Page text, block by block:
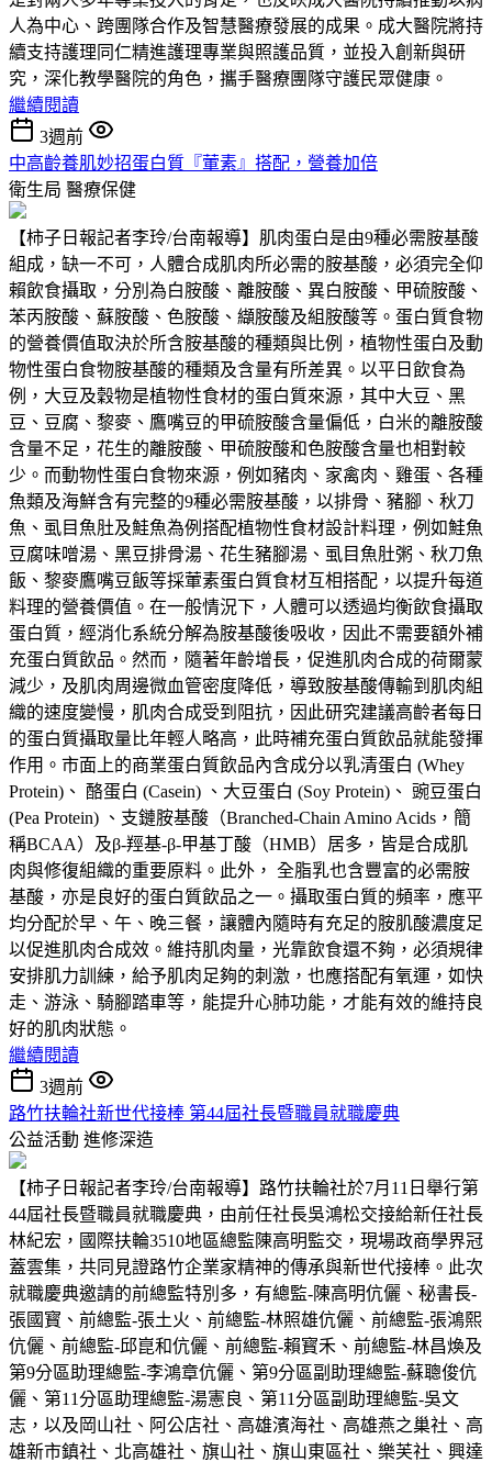
人為中心、跨團隊合作及智慧醫療發展的成果。成大醫院將持
續支持護理同仁精進護理專業與照護品質，並投入創新與研
究，深化教學醫院的角色，攜手醫療團隊守護民眾健康。
繼續閱讀
3週前
中高齡養肌妙招蛋白質『葷素』搭配，營養加倍
衛生局 醫療保健
【柿子日報記者李玲/台南報導】肌肉蛋白是由9種必需胺基酸
組成，缺一不可，人體合成肌肉所必需的胺基酸，必須完全仰
賴飲食攝取，分別為白胺酸、離胺酸、異白胺酸、甲硫胺酸、
苯丙胺酸、蘇胺酸、色胺酸、纈胺酸及組胺酸等。蛋白質食物
的營養價值取決於所含胺基酸的種類與比例，植物性蛋白及動
物性蛋白食物胺基酸的種類及含量有所差異。以平日飲食為
例，大豆及穀物是植物性食材的蛋白質來源，其中大豆、黑
豆、豆腐、黎麥、鷹嘴豆的甲硫胺酸含量偏低，白米的離胺酸
含量不足，花生的離胺酸、甲硫胺酸和色胺酸含量也相對較
少。而動物性蛋白食物來源，例如豬肉、家禽肉、雞蛋、各種
魚類及海鮮含有完整的9種必需胺基酸，以排骨、豬腳、秋刀
魚、虱目魚肚及鮭魚為例搭配植物性食材設計料理，例如鮭魚
豆腐味噌湯、黑豆排骨湯、花生豬腳湯、虱目魚肚粥、秋刀魚
飯、黎麥鷹嘴豆飯等採葷素蛋白質食材互相搭配，以提升每道
料理的營養價值。在一般情況下，人體可以透過均衡飲食攝取
蛋白質，經消化系統分解為胺基酸後吸收，因此不需要額外補
充蛋白質飲品。然而，隨著年齡增長，促進肌肉合成的荷爾蒙
減少，及肌肉周邊微血管密度降低，導致胺基酸傳輸到肌肉組
織的速度變慢，肌肉合成受到阻抗，因此研究建議高齡者每日
的蛋白質攝取量比年輕人略高，此時補充蛋白質飲品就能發揮
作用。市面上的商業蛋白質飲品內含成分以乳清蛋白 (Whey
Protein)、 酪蛋白 (Casein) 、大豆蛋白 (Soy Protein)、 豌豆蛋白
(Pea Protein) 、支鏈胺基酸（Branched-Chain Amino Acids，簡
稱BCAA）及β-羥基-β-甲基丁酸（HMB）居多，皆是合成肌
肉與修復組織的重要原料。此外， 全脂乳也含豐富的必需胺
基酸，亦是良好的蛋白質飲品之一。攝取蛋白質的頻率，應平
均分配於早、午、晚三餐，讓體內隨時有充足的胺肌酸濃度足
以促進肌肉合成效。維持肌肉量，光靠飲食還不夠，必須規律
安排肌力訓練，給予肌肉足夠的刺激，也應搭配有氧運，如快
走、游泳、騎腳踏車等，能提升心肺功能，才能有效的維持良
好的肌肉狀態。
繼續閱讀
3週前
路竹扶輪社新世代接棒 第44屆社長暨職員就職慶典
公益活動 進修深造
【柿子日報記者李玲/台南報導】路竹扶輪社於7月11日舉行第
44屆社長暨職員就職慶典，由前任社長吳鴻松交接給新任社長
林紀宏，國際扶輪3510地區總監陳高明監交，現場政商學界冠
蓋雲集，共同見證路竹企業家精神的傳承與新世代接棒。此次
就職慶典邀請的前總監特別多，有總監-陳高明伉儷、秘書長-
張國寳、前總監-張土火、前總監-林照雄伉儷、前總監-張鴻熙
伉儷、前總監-邱崑和伉儷、前總監-賴寳禾、前總監-林昌煥及
第9分區助理總監-李鴻章伉儷、第9分區副助理總監-蘇聰俊伉
儷、第11分區助理總監-湯憲良、第11分區副助理總監-吳文
志，以及岡山社、阿公店社、高雄濱海社、高雄燕之巢社、高
雄新市鎮社、北高雄社、旗山社、旗山東區社、樂芙社、興達